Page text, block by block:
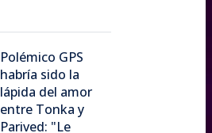
Polémico GPS
habría sido la
lápida del amor
entre Tonka y
Parived: "Le